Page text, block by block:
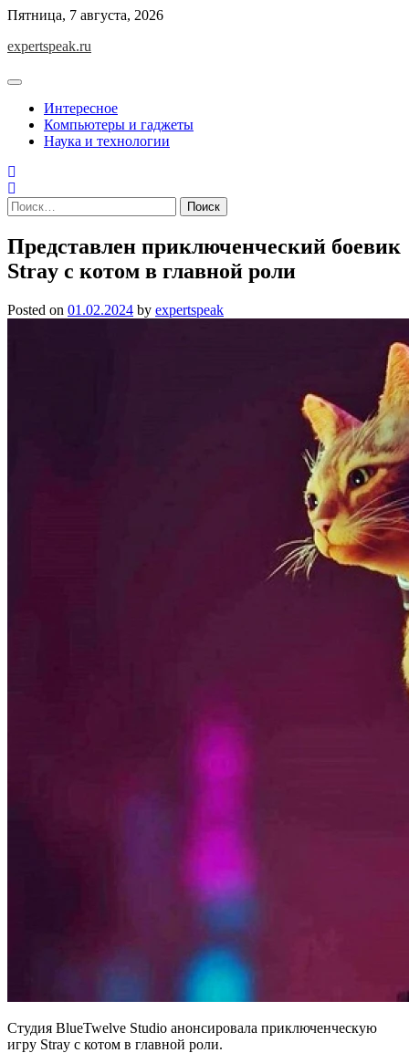
Skip
content
Пятница, 7 августа, 2026
expertspeak.ru
Интересное
Компьютеры и гаджеты
Наука и технологии
Найти:
Представлен приключенческий боевик
Stray с котом в главной роли
Posted on 01.02.2024 by expertspeak
Студия BlueTwelve Studio анонсировала приключенческую
игру Stray с котом в главной роли.